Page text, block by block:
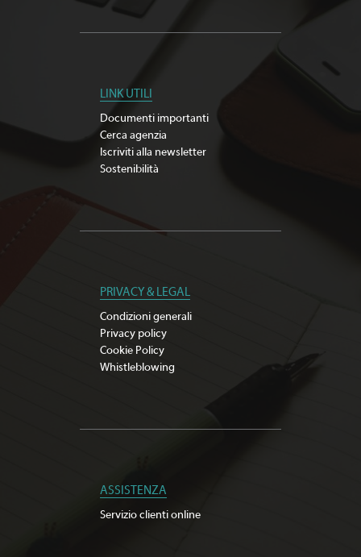
LINK UTILI
Documenti importanti
Cerca agenzia
Iscriviti alla newsletter
Sostenibilità
PRIVACY & LEGAL
Condizioni generali
Privacy policy
Cookie Policy
Whistleblowing
ASSISTENZA
Servizio clienti online